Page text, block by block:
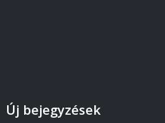
Új bejegyzések